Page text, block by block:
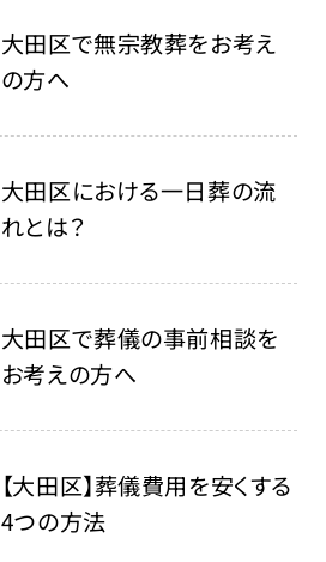
大田区で無宗教葬をお考え
の方へ
大田区における一日葬の流
れとは？
大田区で葬儀の事前相談を
お考えの方へ
【大田区】葬儀費用を安くする
4つの方法